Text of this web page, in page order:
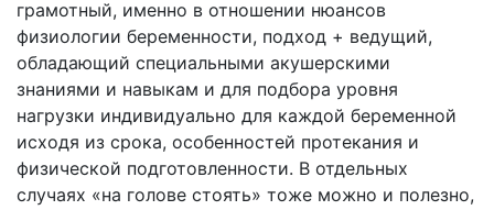
грамотный, именно в отношении нюансов
физиологии беременности, подход + ведущий,
обладающий специальными акушерскими
знаниями и навыкам и для подбора уровня
нагрузки индивидуально для каждой беременной
исходя из срока, особенностей протекания и
физической подготовленности. В отдельных
случаях «на голове стоять» тоже можно и полезно,